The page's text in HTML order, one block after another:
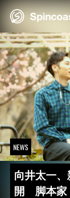
Skip
NEWS
向井太一
開 脚本家